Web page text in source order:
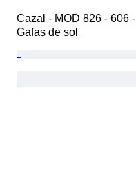
Cazal - MOD 826 - 606 -
Gafas de sol